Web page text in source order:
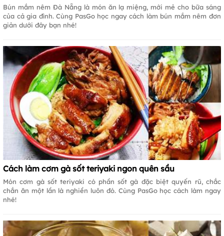
Bún mắm nêm Đà Nẵng là món ăn lạ miệng, mới mẻ cho bữa sáng
của cả gia đình. Cùng PasGo học ngay cách làm bún mắm nêm đơn
giản dưới đây bạn nhé!
Cách làm cơm gà sốt teriyaki ngon quên sầu
Món cơm gà sốt teriyaki có phần sốt gà đặc biệt quyến rũ, chắc
chắn ăn một lần là nghiền luôn đó. Cùng PasGo học cách làm ngay
nhé!